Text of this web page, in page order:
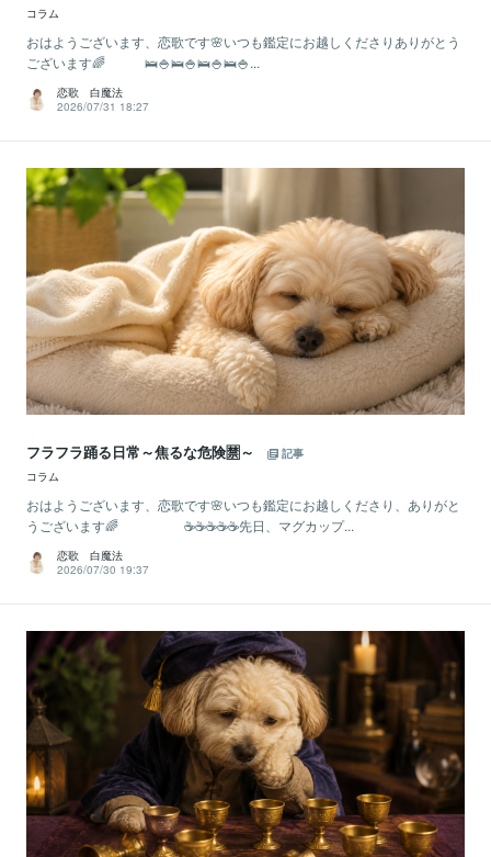
コラム
おはようございます、恋歌です🌸いつも鑑定にお越しくださりありがとう
ございます🌈 🛌🍚🛌🍚🛌🍚🛌🍚...
恋歌 白魔法
2026/07/31 18:27
フラフラ踊る日常～焦るな危険🈲～
記事
コラム
おはようございます、恋歌です🌸いつも鑑定にお越しくださり、ありがと
うございます🌈 ☕☕☕☕☕先日、マグカップ...
恋歌 白魔法
2026/07/30 19:37